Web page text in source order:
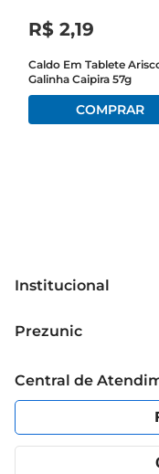
R$ 2,19
Caldo Em Tablete
Galinha Caipira 57g
Institucional
Grupo Cencosud
Política de
Portal do fornecedor
Cencosud Media
Prezunic
Código de Ética
App Prezunic
Central de